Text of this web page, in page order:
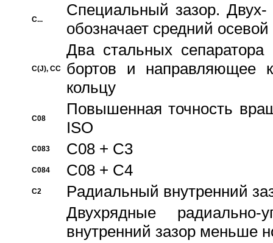
C...
Специальный зазор.
обозначает средний
C(J), CC
Два стальных сепаратора
бортов и направляющее
кольцу
C08
Повышенная точность
ISO
C083 C08 + C3
C084 C08 + C4
C2
Pадиальный внутренний
Двухрядные радиально-
внутренний зазор меньше